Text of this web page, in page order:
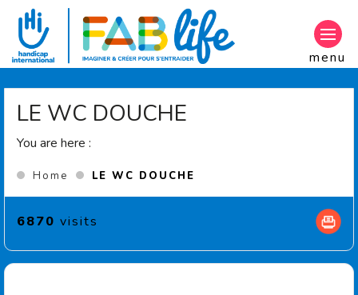
Aller au contenu principal
menu
LE WC DOUCHE
You are here :
Home LE WC DOUCHE
6870 visits